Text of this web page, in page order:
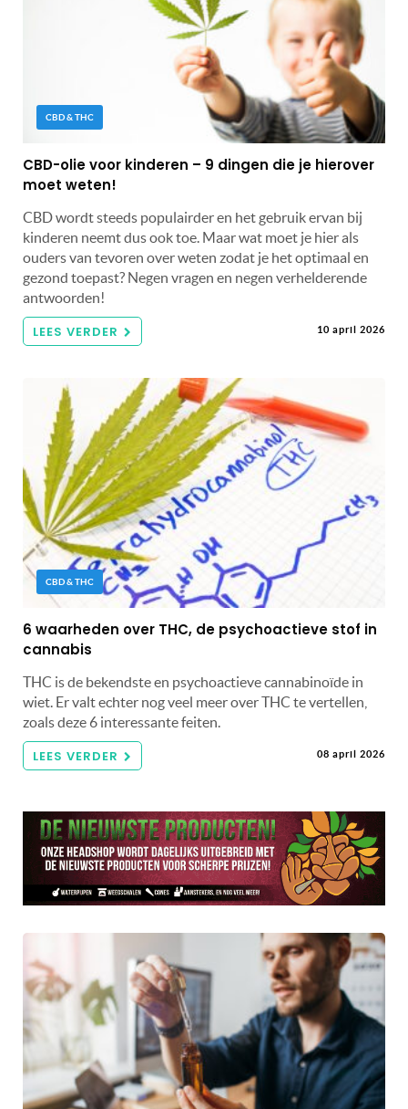
CBD & THC
CBD-olie voor kinderen – 9 dingen die je hierover
moet weten!
CBD wordt steeds populairder en het gebruik ervan bij
kinderen neemt dus ook toe. Maar wat moet je hier als
ouders van tevoren over weten zodat je het optimaal en
gezond toepast? Negen vragen en negen verhelderende
antwoorden!
LEES VERDER 10 april 2026
CBD & THC
6 waarheden over THC, de psychoactieve stof in
cannabis
THC is de bekendste en psychoactieve cannabinoïde in
wiet. Er valt echter nog veel meer over THC te vertellen,
zoals deze 6 interessante feiten.
LEES VERDER 08 april 2026